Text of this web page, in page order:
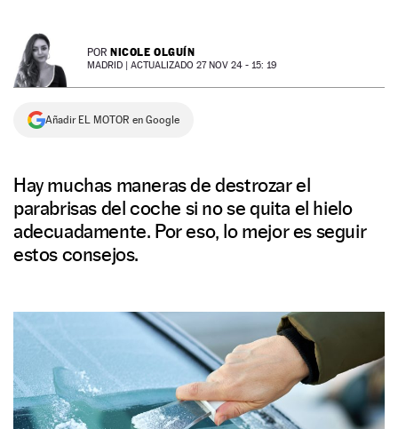
NEWSLETTER POR NICOLE OLGUÍN
MADRID | ACTUALIZADO 27 NOV 24 - 15: 19
Añadir EL MOTOR en Google
Hay muchas maneras de destrozar el
parabrisas del coche si no se quita el hielo
adecuadamente. Por eso, lo mejor es seguir
estos consejos.